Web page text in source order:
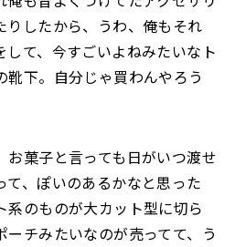
りしたから、うわ、俺もそれ
て、今すごいよねみたいなト
靴下。自分じゃ買わんやろう
お菓子と言っても日がいつ渡せ
て、ぽいのあるかなと思った
系のものが大カット型に切ら
チみたいなのが売ってて、う